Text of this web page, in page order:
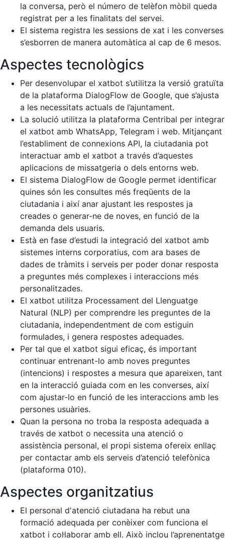
la conversa, però el número de telèfon mòbil queda
registrat per a les finalitats del servei.
El sistema registra les sessions de xat i les converses
s’esborren de manera automàtica al cap de 6 mesos.
Aspectes tecnològics
Per desenvolupar el xatbot s’utilitza la versió gratuïta
de la plataforma DialogFlow de Google, que s’ajusta
a les necessitats actuals de l’ajuntament.
La solució utilitza la plataforma Centribal per integrar
el xatbot amb WhatsApp, Telegram i web. Mitjançant
l’establiment de connexions API, la ciutadania pot
interactuar amb el xatbot a través d’aquestes
aplicacions de missatgeria o dels entorns web.
El sistema DialogFlow de Google permet identificar
quines són les consultes més freqüents de la
ciutadania i així anar ajustant les respostes ja
creades o generar-ne de noves, en funció de la
demanda dels usuaris.
Està en fase d’estudi la integració del xatbot amb
sistemes interns corporatius, com ara bases de
dades de tràmits i serveis per poder donar resposta
a preguntes més complexes i interaccions més
personalitzades.
El xatbot utilitza Processament del Llenguatge
Natural (NLP) per comprendre les preguntes de la
ciutadania, independentment de com estiguin
formulades, i genera respostes adequades.
Per tal que el xatbot sigui eficaç, és important
continuar entrenant-lo amb noves preguntes
(intencions) i respostes a mesura que apareixen, tant
en la interacció guiada com en les converses, així
com ajustar-lo en funció de les interaccions amb les
persones usuàries.
Quan la persona no troba la resposta adequada a
través de xatbot o necessita una atenció o
assistència personal, el propi sistema ofereix enllaç
per contactar amb els serveis d’atenció telefònica
(plataforma 010).
Aspectes organitzatius
El personal d'atenció ciutadana ha rebut una
formació adequada per conèixer com funciona el
xatbot i col·laborar amb ell. Això inclou l’aprenentatge